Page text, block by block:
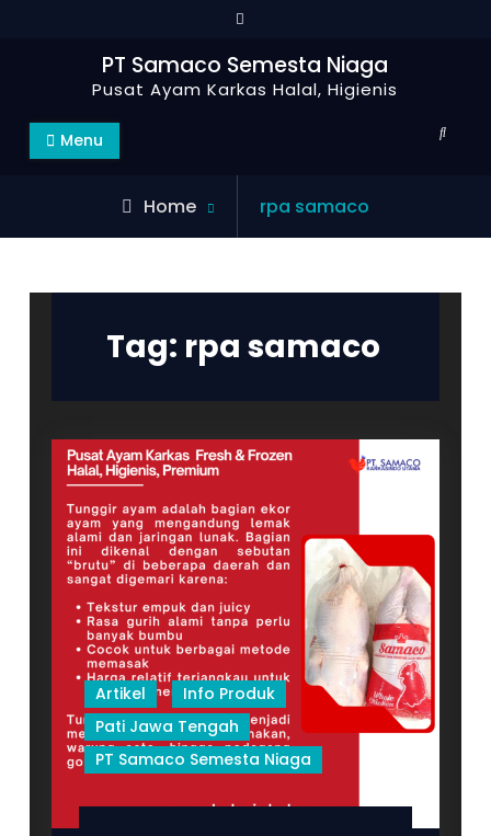
PT Samaco Semesta Niaga
Pusat Ayam Karkas Halal, Higienis
Menu Search
Home
Posts
tagged
rpa samaco
Tag: rpa samaco
Artikel
Info Produk
Pati Jawa Tengah
PT Samaco Semesta Niaga